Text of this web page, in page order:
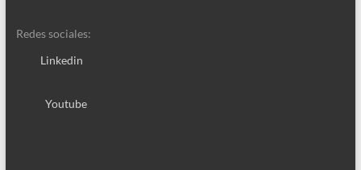
Redes sociales:
Linkedin
Youtube